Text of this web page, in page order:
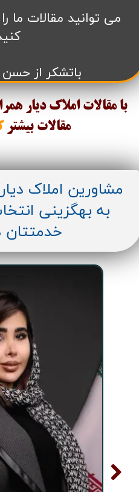
می توانید مقالات ما
باتشکر از
با مقالات املاک دیار
مقالات بیشتر
مشاورین املاک
به بهگزینی